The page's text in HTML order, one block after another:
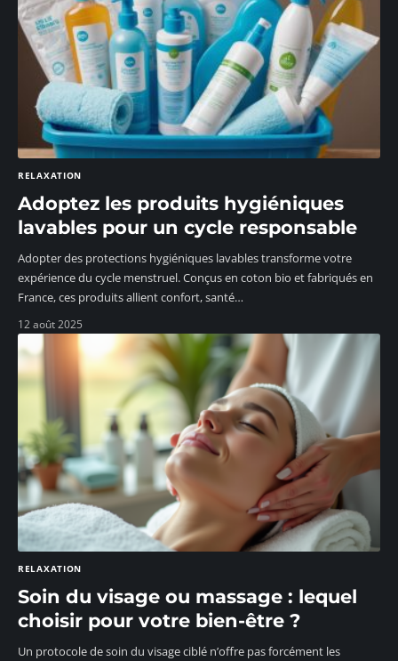
RELAXATION
Adoptez les produits hygiéniques
lavables pour un cycle responsable
Adopter des protections hygiéniques lavables transforme votre
expérience du cycle menstruel. Conçus en coton bio et fabriqués en
France, ces produits allient confort, santé…
12 août 2025
RELAXATION
Soin du visage ou massage : lequel
choisir pour votre bien-être ?
Un protocole de soin du visage ciblé n’offre pas forcément les